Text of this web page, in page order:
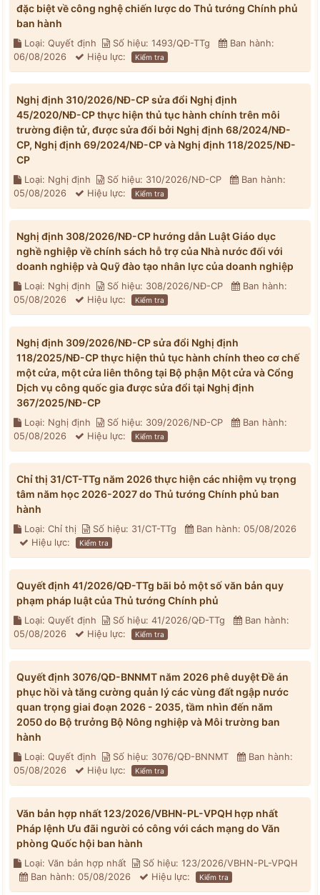
đặc biệt về công nghệ chiến lược do Thủ tướng Chính phủ
ban hành
Loại: Quyết định Số hiệu: 1493/QĐ-TTg
Ban hành:
06/08/2026
Hiệu lực: Kiểm tra
Nghị định 310/2026/NĐ-CP sửa đổi Nghị định
45/2020/NĐ-CP thực hiện thủ tục hành chính trên môi
trường điện tử, được sửa đổi bởi Nghị định 68/2024/NĐ-
CP, Nghị định 69/2024/NĐ-CP và Nghị định 118/2025/NĐ-
CP
Loại: Nghị định Số hiệu: 310/2026/NĐ-CP
Ban hành:
05/08/2026
Hiệu lực: Kiểm tra
Nghị định 308/2026/NĐ-CP hướng dẫn Luật Giáo dục
nghề nghiệp về chính sách hỗ trợ của Nhà nước đối với
doanh nghiệp và Quỹ đào tạo nhân lực của doanh nghiệp
Loại: Nghị định Số hiệu: 308/2026/NĐ-CP
Ban hành:
05/08/2026
Hiệu lực: Kiểm tra
Nghị định 309/2026/NĐ-CP sửa đổi Nghị định
118/2025/NĐ-CP thực hiện thủ tục hành chính theo cơ chế
một cửa, một cửa liên thông tại Bộ phận Một cửa và Cổng
Dịch vụ công quốc gia được sửa đổi tại Nghị định
367/2025/NĐ-CP
Loại: Nghị định Số hiệu: 309/2026/NĐ-CP
Ban hành:
05/08/2026
Hiệu lực: Kiểm tra
Chỉ thị 31/CT-TTg năm 2026 thực hiện các nhiệm vụ trọng
tâm năm học 2026-2027 do Thủ tướng Chính phủ ban
hành
Loại: Chỉ thị Số hiệu: 31/CT-TTg
Ban hành: 05/08/2026
Hiệu lực:
Kiểm tra
Quyết định 41/2026/QĐ-TTg bãi bỏ một số văn bản quy
phạm pháp luật của Thủ tướng Chính phủ
Loại: Quyết định Số hiệu: 41/2026/QĐ-TTg
Ban hành:
05/08/2026
Hiệu lực: Kiểm tra
Quyết định 3076/QĐ-BNNMT năm 2026 phê duyệt Đề án
phục hồi và tăng cường quản lý các vùng đất ngập nước
quan trọng giai đoạn 2026 - 2035, tầm nhìn đến năm
2050 do Bộ trưởng Bộ Nông nghiệp và Môi trường ban
hành
Loại: Quyết định Số hiệu: 3076/QĐ-BNNMT
Ban hành:
05/08/2026
Hiệu lực: Kiểm tra
Văn bản hợp nhất 123/2026/VBHN-PL-VPQH hợp nhất
Pháp lệnh Ưu đãi người có công với cách mạng do Văn
phòng Quốc hội ban hành
Loại: Văn bản hợp nhất
Số hiệu: 123/2026/VBHN-PL-VPQH
Ban hành: 05/08/2026
Hiệu lực: Kiểm tra